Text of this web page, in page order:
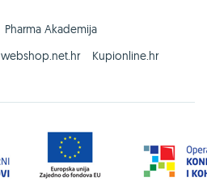
Pharma Akademija
webshop.net.hr
Kupionline.hr